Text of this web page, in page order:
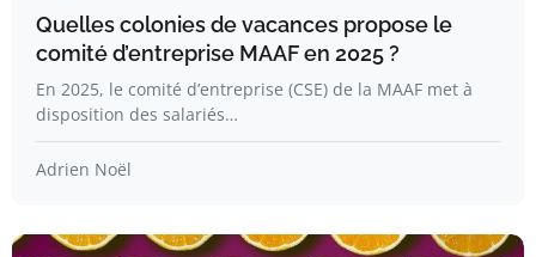
Quelles colonies de vacances propose le
comité d’entreprise MAAF en 2025 ?
En 2025, le comité d’entreprise (CSE) de la MAAF met à
disposition des salariés…
Adrien Noël